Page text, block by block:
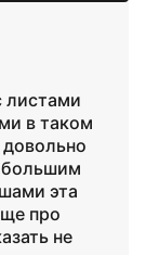
листами
в таком
большим
эта
про
не